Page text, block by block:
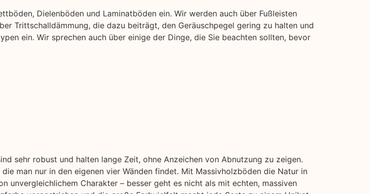
Dielenböden und Laminatböden ein. Wir werden auch über Fußleisten
Trittschalldämmung, die dazu beiträgt, den Geräuschpegel gering zu halten und
ein. Wir sprechen auch über einige der Dinge, die Sie beachten sollten, bevor
sehr robust und halten lange Zeit, ohne Anzeichen von Abnutzung zu zeigen.
man nur in den eigenen vier Wänden findet. Mit Massivholzböden die Natur in
unvergleichlichem Charakter – besser geht es nicht als mit echten, massiven